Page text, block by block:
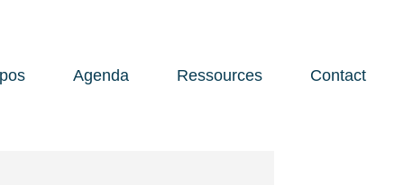
Agenda Ressources Contact